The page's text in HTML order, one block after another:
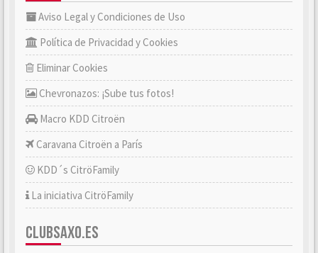
Aviso Legal y Condiciones de Uso
Política de Privacidad y Cookies
Eliminar Cookies
Chevronazos: ¡Sube tus fotos!
Macro KDD Citroën
Caravana Citroën a París
KDD´s CitröFamily
La iniciativa CitröFamily
CLUBSAXO.ES